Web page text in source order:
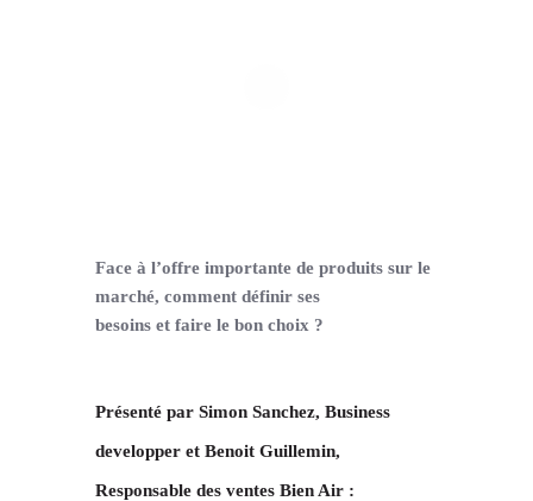
Face à l’offre importante de produits sur le
marché, comment définir ses
besoins et faire le bon choix ?
Présenté par Simon Sanchez, Business
developper et Benoit Guillemin,
Responsable des ventes Bien Air :